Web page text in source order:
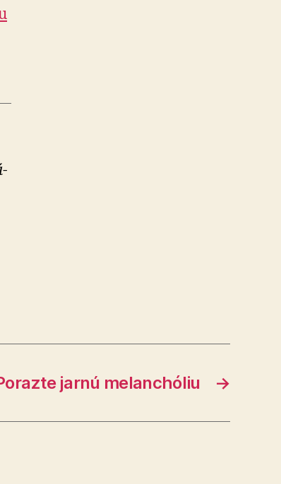
→
jarnú melanchóliu